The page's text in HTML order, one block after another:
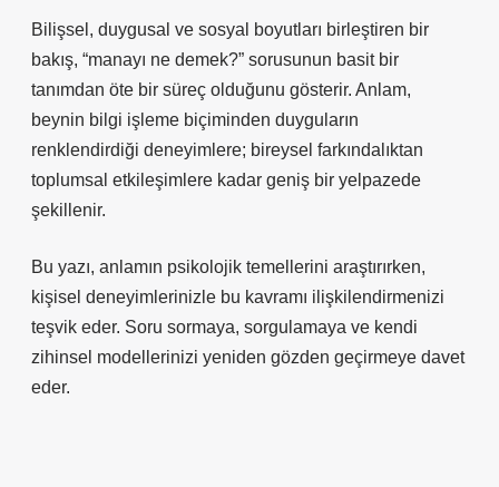
Bilişsel, duygusal ve sosyal boyutları birleştiren bir
bakış, “manayı ne demek?” sorusunun basit bir
tanımdan öte bir süreç olduğunu gösterir. Anlam,
beynin bilgi işleme biçiminden duyguların
renklendirdiği deneyimlere; bireysel farkındalıktan
toplumsal etkileşimlere kadar geniş bir yelpazede
şekillenir.
Bu yazı, anlamın psikolojik temellerini araştırırken,
kişisel deneyimlerinizle bu kavramı ilişkilendirmenizi
teşvik eder. Soru sormaya, sorgulamaya ve kendi
zihinsel modellerinizi yeniden gözden geçirmeye davet
eder.